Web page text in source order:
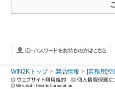
WIN2Kトップ 製品情報 [業務用]